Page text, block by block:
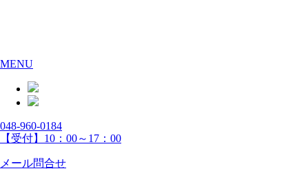
MENU
048-960-0184
【受付】10：00～17：00
メール問合せ